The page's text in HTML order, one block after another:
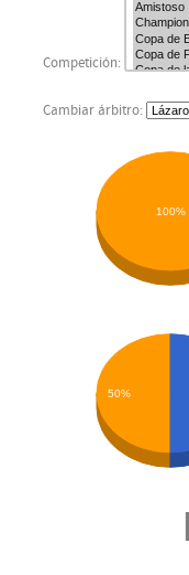
Competición:
Cambiar árbitro:
100%
50%